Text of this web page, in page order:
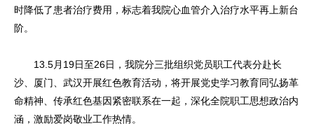
时降低了患者治疗费用，标志着我院心血管介入治疗水平再上新台
阶。
13.5月19日至26日，我院分三批组织党员职工代表分赴长
沙、厦门、武汉开展红色教育活动，将开展党史学习教育同弘扬革
命精神、传承红色基因紧密联系在一起，深化全院职工思想政治内
涵，激励爱岗敬业工作热情。